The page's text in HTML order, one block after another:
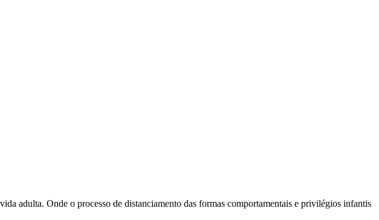
adulta. Onde o processo de distanciamento das formas comportamentais e privilégios infantis